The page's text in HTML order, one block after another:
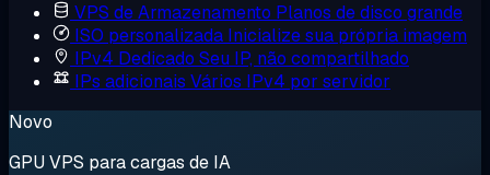
VPS de Armazenamento Planos de disco grande
ISO personalizada Inicialize sua própria imagem
IPv4 Dedicado Seu IP, não compartilhado
IPs adicionais Vários IPv4 por servidor
Novo
GPU VPS para cargas de IA